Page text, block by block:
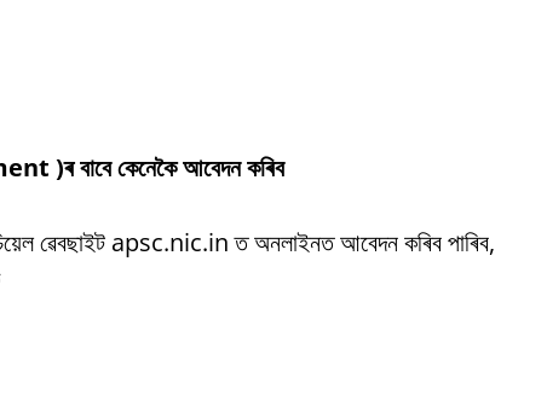
)ৰ বাবে কেনেকৈ আবেদন কৰিব
ৱেবছাইট apsc.nic.in ত অনলাইনত আবেদন কৰিব পাৰিব,